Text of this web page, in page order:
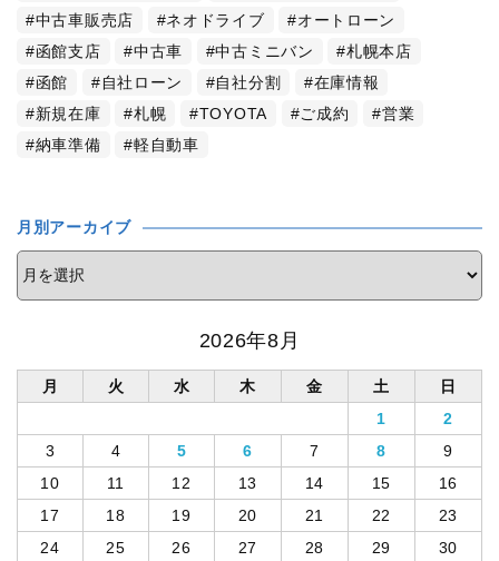
中古車販売店
ネオドライブ
オートローン
函館支店
中古車 中古ミニバン
札幌本店
函館
自社ローン 自社分割
在庫情報
新規在庫
札幌 TOYOTA ご成約
営業
納車準備
軽自動車
月別アーカイブ
2026年8月
月 火 水 木 金 土
日
1
2
3
4 5 6 7 8
9
10
11 12 13 14 15
16
17
18 19 20 21 22
23
24
25 26 27 28 29
30